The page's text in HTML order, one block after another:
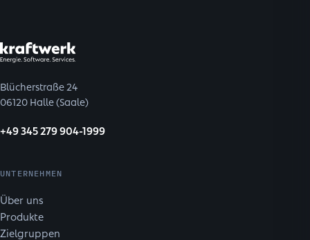
Blücherstraße 24
06120 Halle (Saale)
+49 345 279 904-1999
UNTERNEHMEN
Über uns
Produkte
Zielgruppen